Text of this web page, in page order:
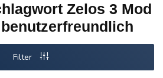
Zelos 3 Mod
Filter